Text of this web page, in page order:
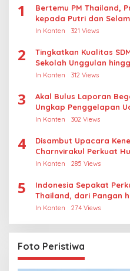
1
Bertemu PM Thailand,
kepada Putri dan
Thailand
In Konten 321 Views
2
Tingkatkan Kualitas
Sekolah Unggulan
Dunia
In Konten 312 Views
3
Akal Bulus Laporan
Ungkap Penggelapan
Crypto
In Konten 302 Views
4
Disambut Upacara
Charnvirakul Perkuat
In Konten 285 Views
5
Indonesia Sepakat
Thailand, dari Pangan
In Konten 274 Views
Foto Peristiwa